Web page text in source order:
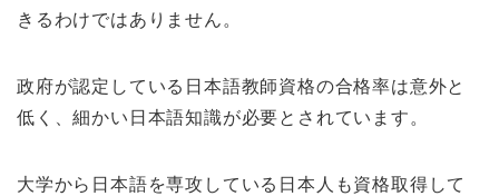
きるわけではありません。
政府が認定している日本語教師資格の合格率は意外と
低く、細かい日本語知識が必要とされています。
大学から日本語を専攻している日本人も資格取得して